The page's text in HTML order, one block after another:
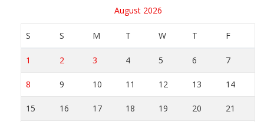
August 2026
S S M T W T F
1 2 3 4 5 6 7
8 9 10 11 12 13 14
15 16 17 18 19 20 21